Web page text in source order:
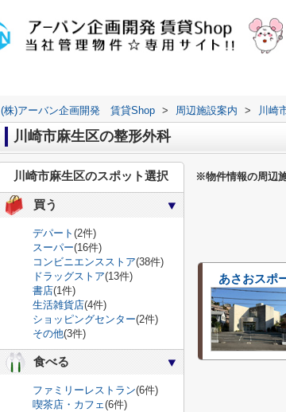
(株)アーバン企画開発 賃貸Shop > 周辺施設案内 > 川崎
川崎市麻生区の整形外科
※物件情報の周辺
あさおスポ
川崎市麻生区のスポット選択
買う
デパート (2件)
スーパー(16件)
コンビニエンスストア(38件)
ドラッグストア(13件)
書店(1件)
生活雑貨店(4件)
ショッピングセンター(2件)
その他(3件)
食べる
ファミリーレストラン(6件)
喫茶店・カフェ(6件)